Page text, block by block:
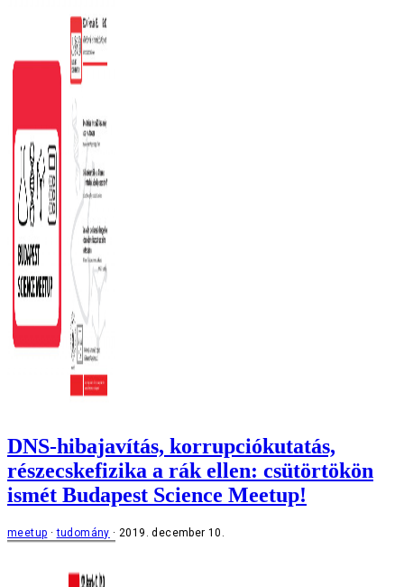
DNS-hibajavítás, korrupciókutatás,
részecskefizika a rák ellen: csütörtökön
ismét Budapest Science Meetup!
meetup tudomány 2019. december 10.